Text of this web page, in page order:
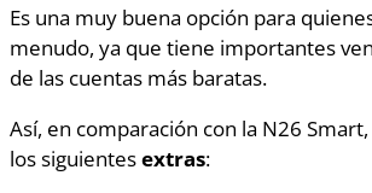
Es una muy buena opción para
menudo, ya que tiene importantes
de las cuentas más baratas.
Así, en comparación con la N26
los siguientesextras: